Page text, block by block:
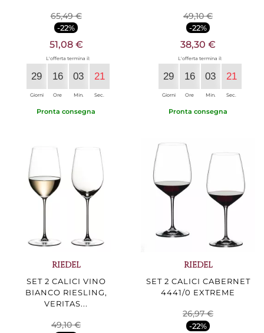
65,49 €
-22%
51,08 €
L'offerta termina il:
29
Giorni
16
Ore
03
Min.
20
Sec.
Pronta consegna
49,10 €
-22%
38,30 €
L'offerta termina il:
29
Giorni
16
Ore
03
Min.
20
Sec.
Pronta consegna
RIEDEL
SET 2 CALICI VINO
BIANCO RIESLING,
VERITAS...
49,10 €
RIEDEL
SET 2 CALICI CABERNET
4441/0 EXTREME
26,97 €
-22%